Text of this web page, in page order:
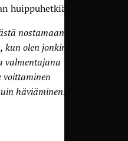
huippuhetkiä.
nostamaan
olen jonkinlaista
valmentajana
voittaminen
häviäminen.”